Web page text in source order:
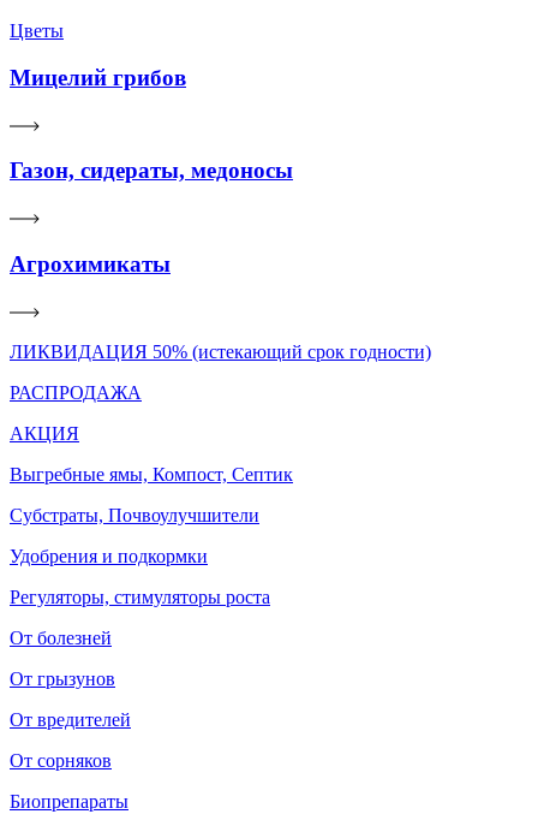
Цветы
Мицелий грибов
Газон, сидераты, медоносы
Агрохимикаты
ЛИКВИДАЦИЯ 50% (истекающий срок годности)
РАСПРОДАЖА
АКЦИЯ
Выгребные ямы, Компост, Септик
Субстраты, Почвоулучшители
Удобрения и подкормки
Регуляторы, стимуляторы роста
От болезней
От грызунов
От вредителей
От сорняков
Биопрепараты